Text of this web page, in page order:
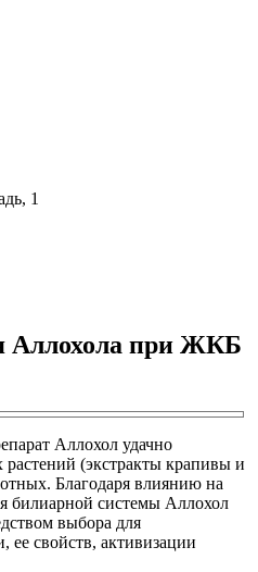
1
Аллохола при ЖКБ
Аллохол удачно
растений (экстракты крапивы и
Благодаря влиянию на
билиарной системы Аллохол
выбора для
ее свойств, активизации